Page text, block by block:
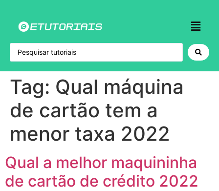
Tag: Qual máquina
de cartão tem a
menor taxa 2022
Qual a melhor maquininha
de cartão de crédito 2022